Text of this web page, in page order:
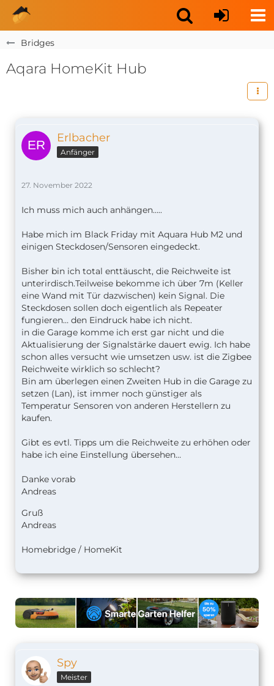
Bridges
Aqara HomeKit Hub
Erlbacher
Anfänger
27. November 2022
Ich muss mich auch anhängen…..
Habe mich im Black Friday mit Aquara Hub M2 und
einigen Steckdosen/Sensoren eingedeckt.
Bisher bin ich total enttäuscht, die Reichweite ist
unterirdisch.Teilweise bekomme ich über 7m (Keller
eine Wand mit Tür dazwischen) kein Signal. Die
Steckdosen sollen doch eigentlich als Repeater
fungieren… den Eindruck habe ich nicht.
in die Garage komme ich erst gar nicht und die
Aktualisierung der Signalstärke dauert ewig. Ich habe
schon alles versucht wie umsetzen usw. ist die Zigbee
Reichweite wirklich so schlecht?
Bin am überlegen einen Zweiten Hub in die Garage zu
setzen (Lan), ist immer noch günstiger als
Temperatur Sensoren von anderen Herstellern zu
kaufen.
Gibt es evtl. Tipps um die Reichweite zu erhöhen oder
habe ich eine Einstellung übersehen…
Danke vorab
Andreas
Gruß
Andreas
Homebridge / HomeKit
Spy
Meister